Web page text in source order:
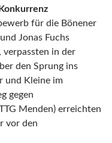
für die Bönener
Jonas Fuchs
verpassten in der
den Sprung ins
und Kleine im
gegen
Menden) erreichten
vor den